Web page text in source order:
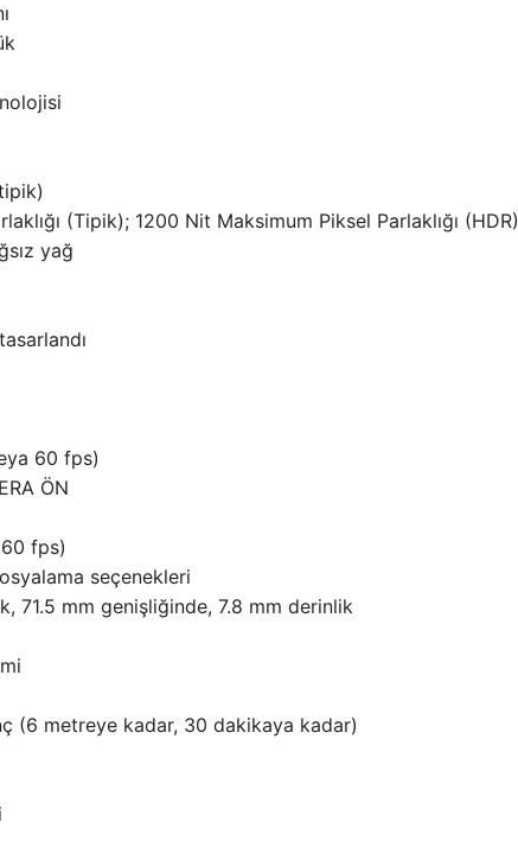
(Tipik); 1200 Nit Maksimum Piksel Parlaklığı (HDR)
yağ
60 fps)
ÖN
fps)
seçenekleri
71.5 mm genişliğinde, 7.8 mm derinlik
(6 metreye kadar, 30 dakikaya kadar)